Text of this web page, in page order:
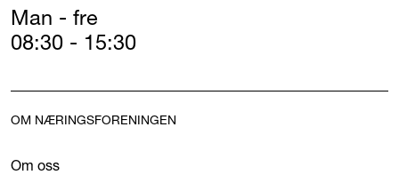
Man - fre
08:30 - 15:30
OM NÆRINGSFORENINGEN
Om oss